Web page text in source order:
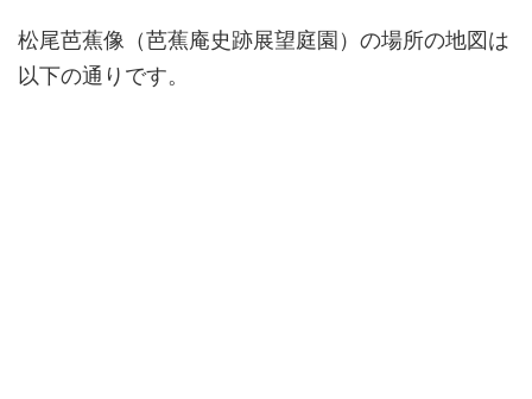
松尾芭蕉像（芭蕉庵史跡展望庭園）の場所の地図は
以下の通りです。